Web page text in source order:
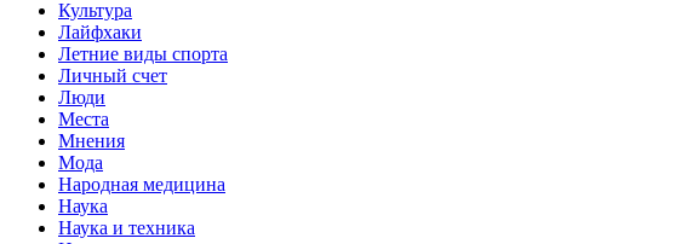
Культура
Лайфхаки
Летние виды спорта
Личный счет
Люди
Места
Мнения
Мода
Народная медицина
Наука
Наука и техника